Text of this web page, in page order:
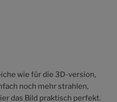
wie für die 3D-version,
noch mehr strahlen,
das Bild praktisch perfekt.